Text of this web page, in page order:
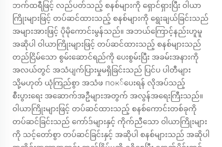
ဘက်ထရီဖြင့် လည်ပတ်သည့် စနစ်များကို ရှောင်ရှားပြီး ဝါယာ
ကြိုးများဖြင့် တပ်ဆင်ထားသည့် စနစ်များကို ရွေးချယ်ခြင်းသည်
အများအားဖြင့် ပိုမိုကောင်းမွန်သည်။ အဘယ်ကြောင့်နည်းဟူမူ
အဆိုပါ ဝါယာကြိုးများဖြင့် တပ်ဆင်ထားသည့် စနစ်များသည်
တည်ငြိမ်သော စွမ်းဆောင်ရည်ကို ပေးစွမ်းပြီး အခမ်းအနားကို
အလယ်တွင် အသံပျက်ပြားမှုမရှိခြင်းသည် ပြင်ပ ပါတီများ
သို့မဟုတ် ယုံကြည်စွာ အသံဖ пок်ပေးရန် လိုအပ်သည့်
စီးပွားရေး အဆောက်အဦများအတွက် အလွန်အရေးကြီးသည်။
ဝါယာကြိုးများဖြင့် တပ်ဆင်ထားသည့် စနစ်ကောင်းတစ်ခုကို
တပ်ဆင်ခြင်းသည် ကော်ဒ်များနှင့် ကိုက်ညီသော ဝါယာကြိုးများ
ကို သင့်တော်စွာ တပ်ဆင်ခြင်းနှင့် အဆိုပါ စနစ်များသည် အဆိုပါ